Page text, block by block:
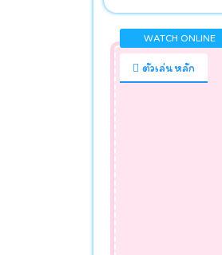
WATCH ONLINE
ตัวเล่นหลัก